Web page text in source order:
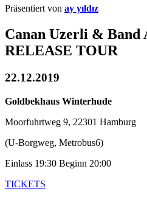
Präsentiert von ay yıldız
Canan Uzerli & Band
RELEASE TOUR
22.12.2019
Goldbekhaus Winterhude
Moorfuhrtweg 9, 22301 Hamburg
(U-Borgweg, Metrobus6)
Einlass 19:30 Beginn 20:00
TICKETS